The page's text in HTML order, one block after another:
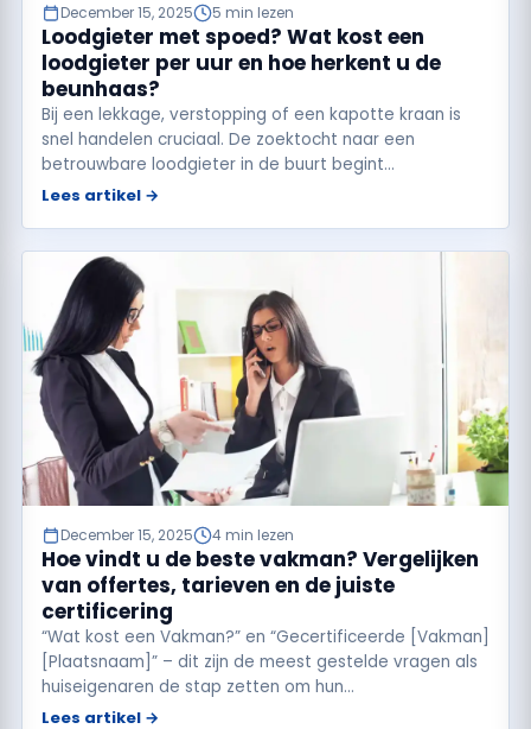
December 15, 2025 5 min lezen
Loodgieter met spoed? Wat kost een
loodgieter per uur en hoe herkent u de
beunhaas?
Bij een lekkage, verstopping of een kapotte kraan is
snel handelen cruciaal. De zoektocht naar een
betrouwbare loodgieter in de buurt begint…
Lees artikel →
December 15, 2025 4 min lezen
Hoe vindt u de beste vakman? Vergelijken
van offertes, tarieven en de juiste
certificering
“Wat kost een Vakman?” en “Gecertificeerde [Vakman]
[Plaatsnaam]” – dit zijn de meest gestelde vragen als
huiseigenaren de stap zetten om hun…
Lees artikel →